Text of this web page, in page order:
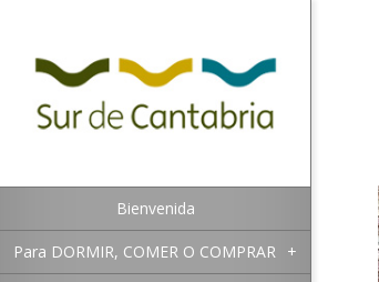
Bienvenida
Para DORMIR, COMER O COMPRAR +